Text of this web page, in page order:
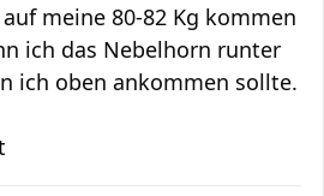
meine 80-82 Kg kommen
ich das Nebelhorn runter
ich oben ankommen sollte.